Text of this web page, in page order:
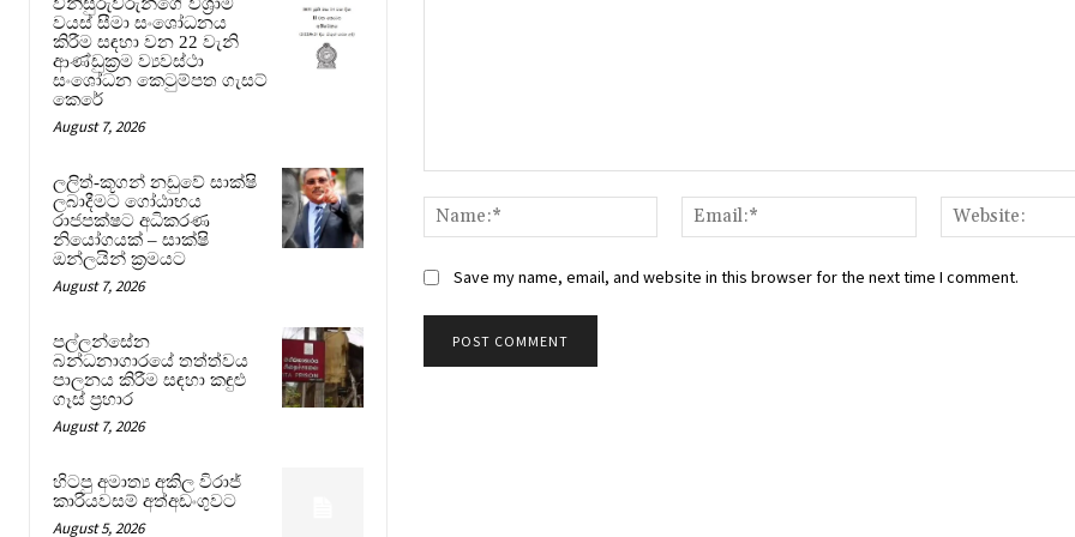
වයස් සීමා සංශෝධනය
කිරීම සඳහා වන 22 වැනි
ආණ්ඩුක්‍රම ව්‍යවස්ථා
සංශෝධන කෙටුම්පත ගැසට්
කෙරේ
August 7, 2026
ලලිත්-කූගන් නඩුවේ සාක්ෂි
ලබාදීමට ගෝඨාභය
රාජපක්ෂට අධිකරණ
නියෝගයක් – සාක්ෂි
ඔන්ලයින් ක්‍රමයට
August 7, 2026
පල්ලන්සේන
බන්ධනාගාරයේ තත්ත්වය
පාලනය කිරීම සඳහා කඳුළු
ගෑස් ප්‍රහාර
August 7, 2026
හිටපු අමාත්‍ය අකිල විරාජ්
කාරියවසම් අත්අඩංගුවට
August 5, 2026
Name:*
Email:*
Save my name, email, and website in this browser for the next time I comment.